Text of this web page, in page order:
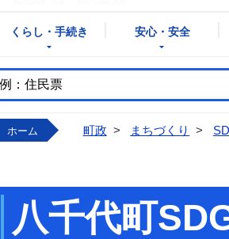
くらし・手続き 安心・安全
ホーム 町政 > まちづくり >
八千代町